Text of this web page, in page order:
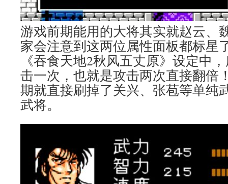
游戏前期能用的大将其实就赵云、
家会注意到这两位属性面板都标
《吞食天地2秋风五丈原》设定中
击一次，也就是攻击两次直接翻倍
期就直接刷掉了关兴、张苞等单纯
武将。